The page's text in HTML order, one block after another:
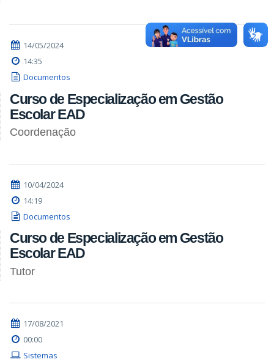
14/05/2024
14:35
Documentos
Curso de Especialização em Gestão
Escolar EAD
Coordenação
10/04/2024
14:19
Documentos
Curso de Especialização em Gestão
Escolar EAD
Tutor
17/08/2021
00:00
Sistemas